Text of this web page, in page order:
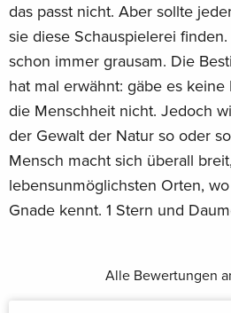
das passt nicht. Aber sollte
sie diese Schauspielerei
schon immer grausam. Die
hat mal erwähnt: gäbe es keine
die Menschheit nicht. Jedoch
der Gewalt der Natur so oder
Mensch macht sich überall
lebensunmöglichsten Orten,
Gnade kennt. 1 Stern und
Alle Bewertungen